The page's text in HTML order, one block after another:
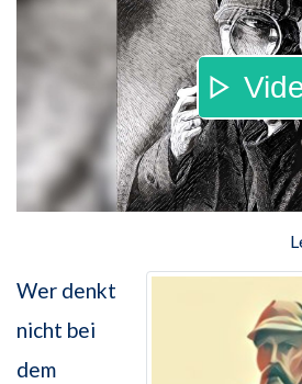
Wer denkt
nicht bei
dem